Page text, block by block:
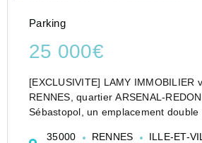
Parking
25 000€
[EXCLUSIVITE] LAMY IMMOBILIER
RENNES, quartier ARSENAL-
Sébastopol, un emplacement
35000 RENNES
ILLE-ET-